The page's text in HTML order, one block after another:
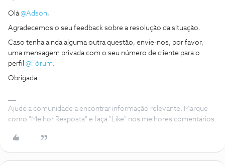
Olá@Adson,
Agradecemos o seu feedback sobre a resolução da situação.
Caso tenha ainda alguma outra questão, envie-nos, por favor,
uma mensagem privada com o seu número de cliente para o
perfil @Fórum.
Obrigada
Ajude a comunidade a encontrar informação relevante. Marque
como "Melhor Resposta" e faça "Like" nos melhores comentários.